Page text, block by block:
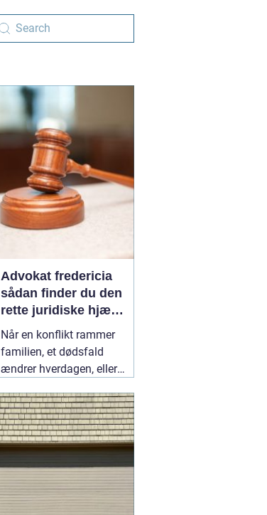
Advokat fredericia
sådan finder du den
rette juridiske hjælp
lokalt
Når en konflikt rammer
familien, et dødsfald
ændrer hverdagen, eller
døren, står mange i
Fredericia med det
samme spørgsmål:
Hvem kan hjælpe mig,
så både jura og følelser
bliver håndteret
ordentligt?